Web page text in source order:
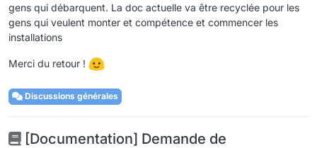
gens qui débarquent. La doc actuelle va être recyclée pour les
gens qui veulent monter et compétence et commencer les
installations
Merci du retour !
Discussions générales
[Documentation] Demande de